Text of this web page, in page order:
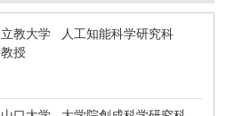
立教大学 人工知能科学研究科
教授